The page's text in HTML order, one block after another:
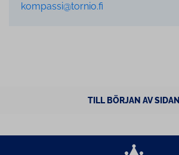
kompassi@tornio.fi
TILL BÖRJAN AV SIDAN